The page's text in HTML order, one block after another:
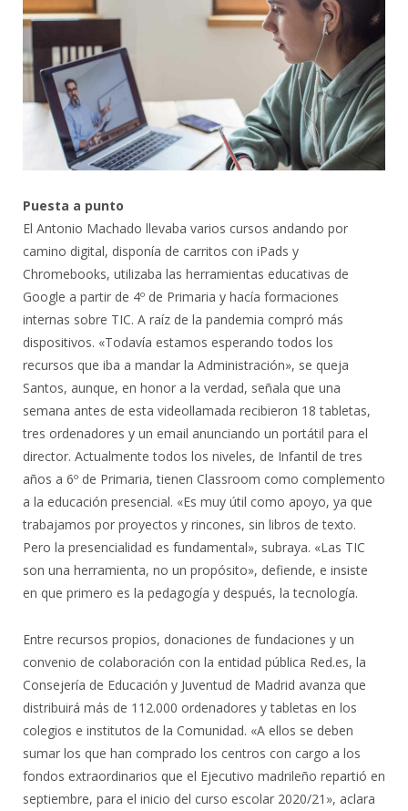
Puesta a punto
El Antonio Machado llevaba varios cursos andando por
camino digital, disponía de carritos con iPads y
Chromebooks, utilizaba las herramientas educativas de
Google a partir de 4º de Primaria y hacía formaciones
internas sobre TIC. A raíz de la pandemia compró más
dispositivos. «Todavía estamos esperando todos los
recursos que iba a mandar la Administración», se queja
Santos, aunque, en honor a la verdad, señala que una
semana antes de esta videollamada recibieron 18 tabletas,
tres ordenadores y un email anunciando un portátil para el
director. Actualmente todos los niveles, de Infantil de tres
años a 6º de Primaria, tienen Classroom como complemento
a la educación presencial. «Es muy útil como apoyo, ya que
trabajamos por proyectos y rincones, sin libros de texto.
Pero la presencialidad es fundamental», subraya. «Las TIC
son una herramienta, no un propósito», defiende, e insiste
en que primero es la pedagogía y después, la tecnología.
Entre recursos propios, donaciones de fundaciones y un
convenio de colaboración con la entidad pública Red.es, la
Consejería de Educación y Juventud de Madrid avanza que
distribuirá más de 112.000 ordenadores y tabletas en los
colegios e institutos de la Comunidad. «A ellos se deben
sumar los que han comprado los centros con cargo a los
fondos extraordinarios que el Ejecutivo madrileño repartió en
septiembre, para el inicio del curso escolar 2020/21», aclara